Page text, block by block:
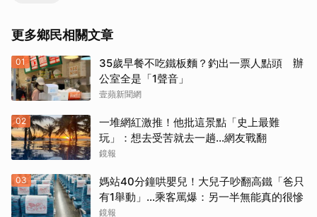
更多鄉民相關文章
01
35歲早餐不吃鐵板麵？釣出一票人點頭 辦
公室全是「1聲音」
壹蘋新聞網
02
一堆網紅激推！他批這景點「史上最難
玩」：想去受苦就去一趟...網友戰翻
鏡報
03
媽站40分鐘哄嬰兒！大兒子吵翻高鐵「爸只
有1舉動」…乘客罵爆：另一半無能真的很慘
鏡報